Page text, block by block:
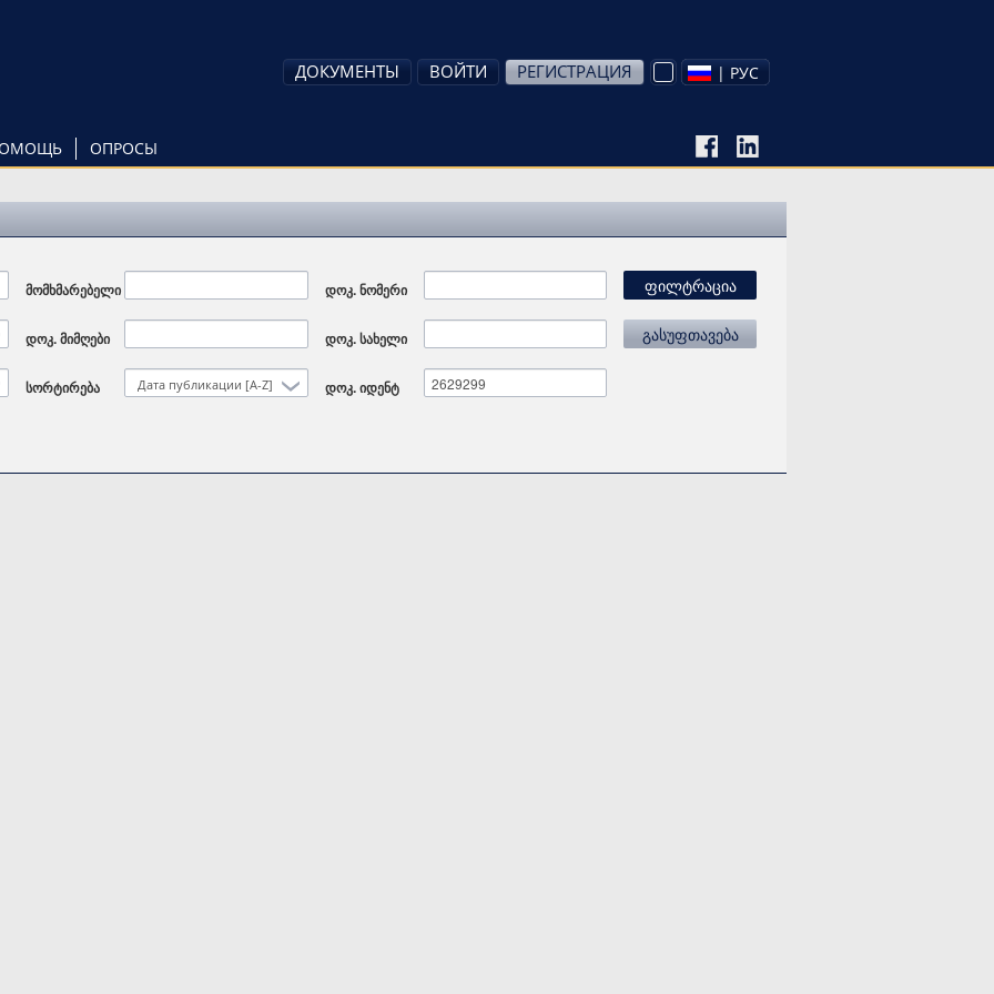
ОПРОСЫ
ДОКУМЕНТЫ ВОЙТИ РЕГИСТРАЦИЯ | РУС
მომხმარებელი დოკ. ნომერი ფილტრაცია
დოკ. მიმღები დოკ. სახელი გასუფთავება
სორტირება Дата публикации [A-Z] დოკ. იდენტ